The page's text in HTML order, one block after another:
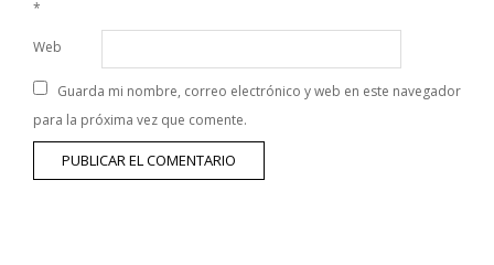
*
Web
Guarda mi nombre, correo electrónico y web en este navegador
para la próxima vez que comente.